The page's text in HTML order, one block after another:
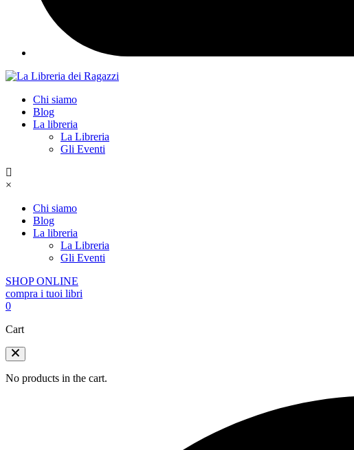
Chi siamo
Blog
La libreria
La Libreria
Gli Eventi
×
Chi siamo
Blog
La libreria
La Libreria
Gli Eventi
SHOP ONLINE
compra i tuoi libri
0
Cart
No products in the cart.